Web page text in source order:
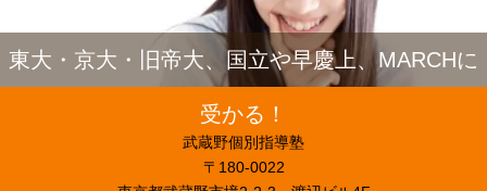
東大・京大・旧帝大、国立や早慶上、MARCHに
受かる！
武蔵野個別指導塾
〒180-0022